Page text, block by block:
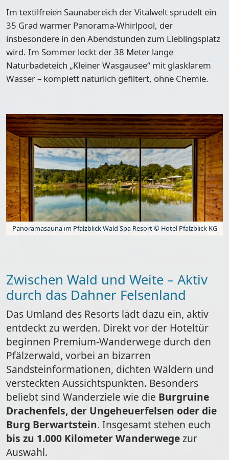
Im textilfreien Saunabereich der Vitalwelt sprudelt ein
35 Grad warmer Panorama-Whirlpool, der
insbesondere in den Abendstunden zum Lieblingsplatz
wird. Im Sommer lockt der38 Meter lange
Naturbadeteich „Kleiner Wasgausee“ mit glasklarem
Wasser – komplett natürlich gefiltert, ohne Chemie.
Panoramasauna im Pfalzblick Wald Spa Resort © Hotel Pfalzblick KG
Zwischen Wald und Weite – Aktiv
durch das Dahner Felsenland
Das Umland des Resorts lädt dazu ein, aktiv
entdeckt zu werden. Direkt vor der Hoteltür
beginnen Premium-Wanderwege durch den
Pfälzerwald, vorbei an bizarren
Sandsteinformationen, dichten Wäldern und
versteckten Aussichtspunkten. Besonders
beliebt sind Wanderziele wie die Burgruine
Drachenfels, der Ungeheuerfelsen oder die
Burg Berwartstein. Insgesamt stehen euch
bis zu 1.000 Kilometer Wanderwegezur
Auswahl.